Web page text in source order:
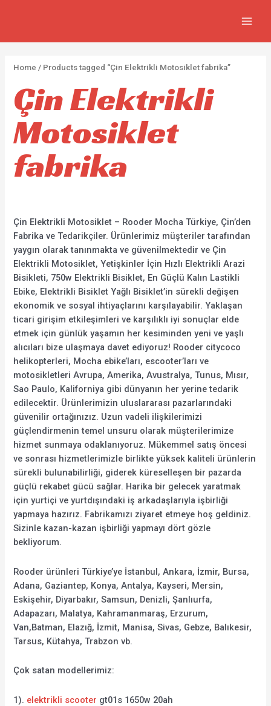
r
u
c
t
0
o
d
u
r
u
c
t
r
u
c
t
Home / Products tagged “Çin Elektrikli Motosiklet fabrika”
Çin Elektrikli
Motosiklet
fabrika
Çin Elektrikli Motosiklet – Rooder Mocha Türkiye, Çin’den
Fabrika ve Tedarikçiler. Ürünlerimiz müşteriler tarafından
yaygın olarak tanınmakta ve güvenilmektedir ve Çin
Elektrikli Motosiklet, Yetişkinler İçin Hızlı Elektrikli Arazi
Bisikleti, 750w Elektrikli Bisiklet, En Güçlü Kalın Lastikli
Ebike, Elektrikli Bisiklet Yağlı Bisiklet’in sürekli değişen
ekonomik ve sosyal ihtiyaçlarını karşılayabilir. Yaklaşan
ticari girişim etkileşimleri ve karşılıklı iyi sonuçlar elde
etmek için günlük yaşamın her kesiminden yeni ve yaşlı
alıcıları bize ulaşmaya davet ediyoruz! Rooder citycoco
helikopterleri, Mocha ebike’ları, escooter’ları ve
motosikletleri Avrupa, Amerika, Avustralya, Tunus, Mısır,
Sao Paulo, Kaliforniya gibi dünyanın her yerine tedarik
edilecektir. Ürünlerimizin uluslararası pazarlarındaki
güvenilir ortağınızız. Uzun vadeli ilişkilerimizi
güçlendirmenin temel unsuru olarak müşterilerimize
hizmet sunmaya odaklanıyoruz. Mükemmel satış öncesi
ve sonrası hizmetlerimizle birlikte yüksek kaliteli ürünlerin
sürekli bulunabilirliği, giderek küreselleşen bir pazarda
güçlü rekabet gücü sağlar. Harika bir gelecek yaratmak
için yurtiçi ve yurtdışındaki iş arkadaşlarıyla işbirliği
yapmaya hazırız. Fabrikamızı ziyaret etmeye hoş geldiniz.
Sizinle kazan-kazan işbirliği yapmayı dört gözle
bekliyorum.
Rooder ürünleri Türkiye’ye İstanbul, Ankara, İzmir, Bursa,
Adana, Gaziantep, Konya, Antalya, Kayseri, Mersin,
Eskişehir, Diyarbakır, Samsun, Denizli, Şanlıurfa,
Adapazarı, Malatya, Kahramanmaraş, Erzurum,
Van,Batman, Elazığ, İzmit, Manisa, Sivas, Gebze, Balıkesir,
Tarsus, Kütahya, Trabzon vb.
Çok satan modellerimiz:
1). elektrikli scooter gt01s 1650w 20ah